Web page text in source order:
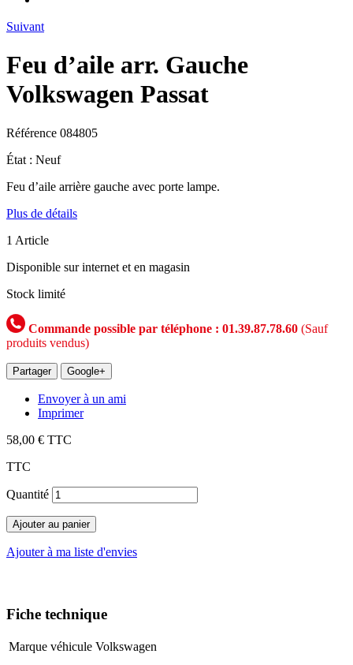
Suivant
Feu d’aile arr. Gauche
Volkswagen Passat
Référence 084805
État : Neuf
Feu d’aile arrière gauche avec porte lampe.
Plus de détails
1 Article
Disponible sur internet et en magasin
Stock limité
Commande possible par téléphone : 01.39.87.78.60 (Sauf
produits vendus)
Partager Google+
Envoyer à un ami
Imprimer
58,00 € TTC
TTC
Quantité
Ajouter au panier
Ajouter à ma liste d'envies
Fiche technique
Marque véhicule Volkswagen